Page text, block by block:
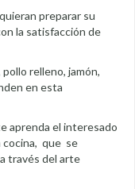
preparar su
la satisfacción de
relleno, jamón,
en esta
aprenda el interesado
cocina, que se
través del arte